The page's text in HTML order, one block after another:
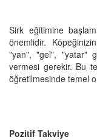
Sirk eğitimine
önemlidir.
"yan", "gel", "yatar"
vermesi gerekir. Bu
öğretilmesinde temel
Pozitif Takviye